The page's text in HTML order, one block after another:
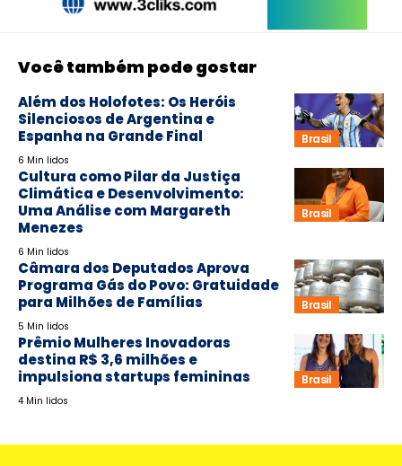
Você também pode gostar
Brasil
Além dos Holofotes: Os Heróis
Silenciosos de Argentina e
Espanha na Grande Final
6 Min lidos
Brasil
Cultura como Pilar da Justiça
Climática e Desenvolvimento:
Uma Análise com Margareth
Menezes
6 Min lidos
Brasil
Câmara dos Deputados Aprova
Programa Gás do Povo: Gratuidade
para Milhões de Famílias
5 Min lidos
Brasil
Prêmio Mulheres Inovadoras
destina R$ 3,6 milhões e
impulsiona startups femininas
4 Min lidos